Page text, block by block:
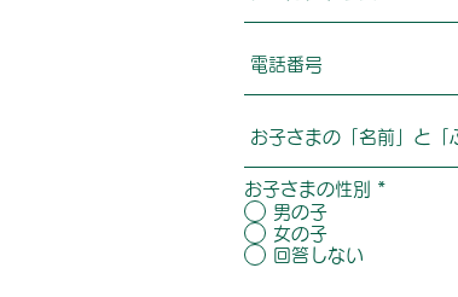
お子さまの性別
*
男の子
女の子
回答しない